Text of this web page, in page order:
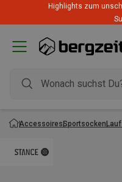
Highlights zum
AccessoiresSportsocken